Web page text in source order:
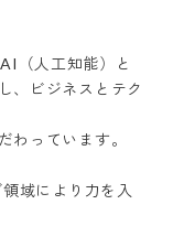
（人工知能）と
、ビジネスとテク
わっています。
域により力を入